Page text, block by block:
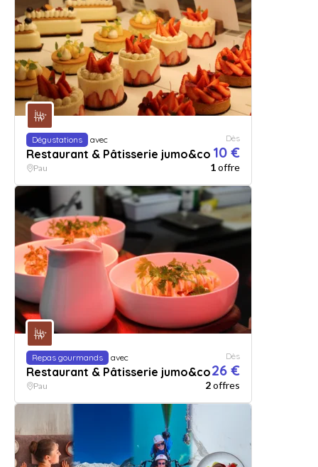
Dégustations avec
Restaurant & Pâtisserie jumo&co
Dès
10 €
Pau 1offre
Repas gourmands avec
Restaurant & Pâtisserie jumo&co
Dès
26 €
Pau 2offres